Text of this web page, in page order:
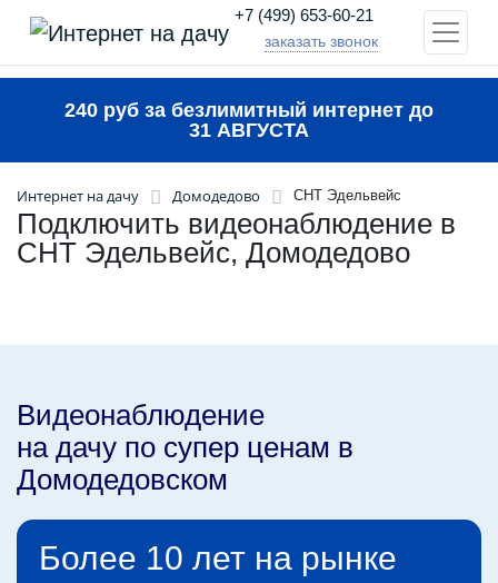
+7 (499) 653-60-21
заказать звонок
240 руб за безлимитный интернет до
31 АВГУСТА
Интернет на дачу Домодедово СНТ Эдельвейс
Подключить видеонаблюдение в
СНТ Эдельвейс, Домодедово
Видеонаблюдение
на дачу по супер ценам в
Домодедовском
Более 10 лет на рынке